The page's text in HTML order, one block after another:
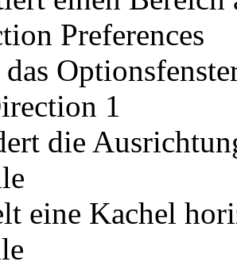
Preferences
1
die
eine Kachel